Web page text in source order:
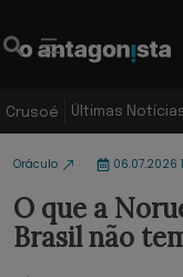
Crusoé Últimas
Oráculo 06.07.2026
O que a
Brasil não